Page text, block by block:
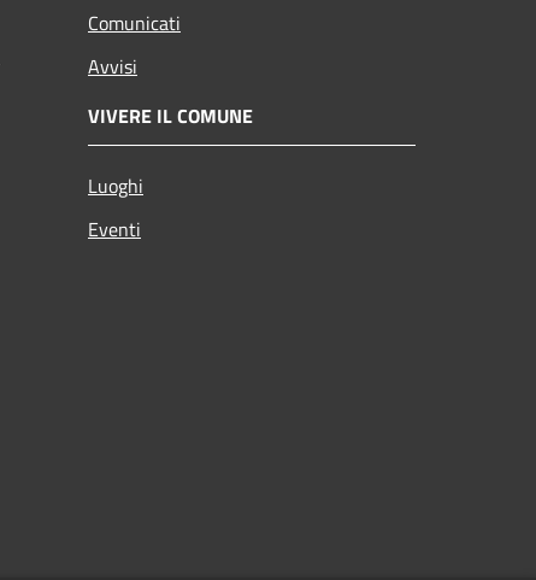
Comunicati
Avvisi
VIVERE IL COMUNE
Luoghi
Eventi